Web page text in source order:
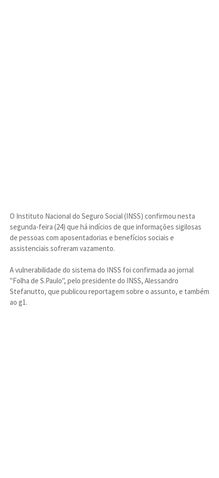
O Instituto Nacional do Seguro Social (INSS) confirmou nesta
segunda-feira (24) que há indícios de que informações sigilosas
de pessoas com aposentadorias e benefícios sociais e
assistenciais sofreram vazamento.
A vulnerabilidade do sistema do INSS foi confirmada ao jornal
"Folha de S.Paulo", pelo presidente do INSS, Alessandro
Stefanutto, que publicou reportagem sobre o assunto, e também
ao g1.